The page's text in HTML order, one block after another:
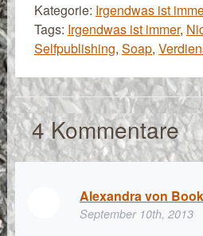
Kategorie: Irgendwas ist
Tags: Irgendwas ist immer,
Selfpublishing, Soap,
4Kommentare
Alexandra von
September 10th, 2013